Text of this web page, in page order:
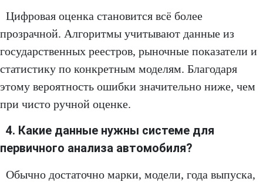
Цифровая оценка становится всё более
прозрачной. Алгоритмы учитывают данные из
государственных реестров, рыночные показатели и
статистику по конкретным моделям. Благодаря
этому вероятность ошибки значительно ниже, чем
при чисто ручной оценке.
4. Какие данные нужны системе для
первичного анализа автомобиля?
Обычно достаточно марки, модели, года выпуска,